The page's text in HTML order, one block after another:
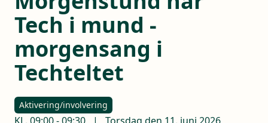
Tech i mund -
morgensang i
Techteltet
Aktivering/involvering
KL. 09:00-09:30 | Torsdag den 11. juni 2026